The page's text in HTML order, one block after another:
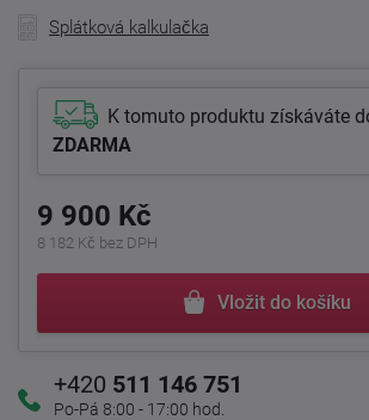
Splátková kalkulačka
K tomuto produktu získáváte
ZDARMA
9 900 Kč
8 182 Kč bez DPH
Vložit do košíku
+420 511 146 751
Po-Pá 8:00 - 17:00 hod.